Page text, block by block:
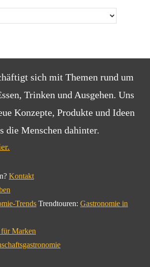
sich mit Themen rund um
Trinken und Ausgehen. Uns
Konzepte, Produkte und Ideen
die Menschen dahinter.
Kontakt
Trends Trendtouren: Gastronomie in
Marken